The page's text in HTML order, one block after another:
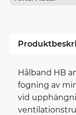
Hålband HB
fogning av
vid